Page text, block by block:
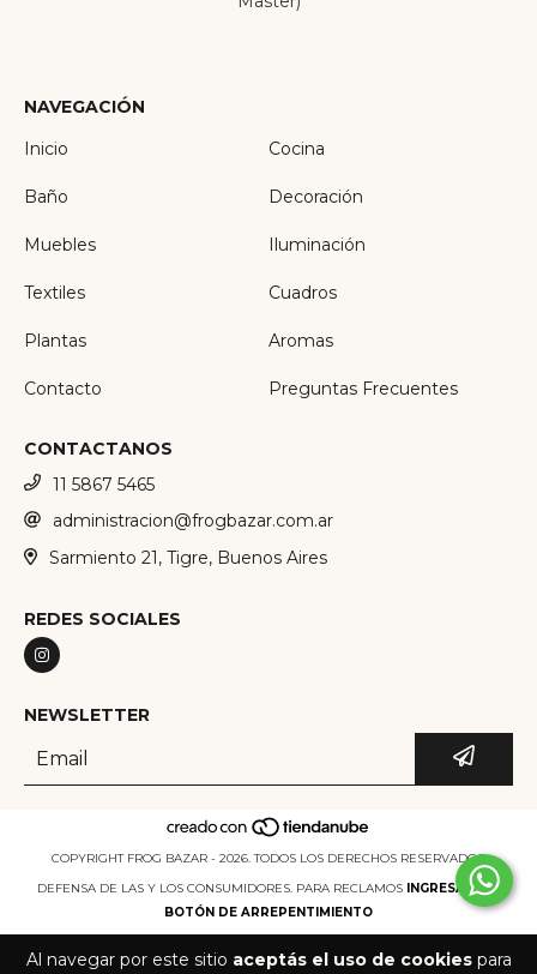
Al navegar por este sitio aceptás el uso de cookiespara
NAVEGACIÓN
Inicio
Cocina
Baño Decoración
Muebles Iluminación
Textiles Cuadros
Plantas Aromas
Contacto Preguntas Frecuentes
CONTACTANOS
11 5867 5465
administracion@frogbazar.com.ar
Sarmiento 21, Tigre, Buenos Aires
REDES SOCIALES
NEWSLETTER
COPYRIGHT FROG BAZAR - 2026. TODOS LOS DERECHOS RESERVADOS.
DEFENSA DE LAS Y LOS CONSUMIDORES. PARA RECLAMOS
INGRESÁ ACÁ.
BOTÓN DE ARREPENTIMIENTO